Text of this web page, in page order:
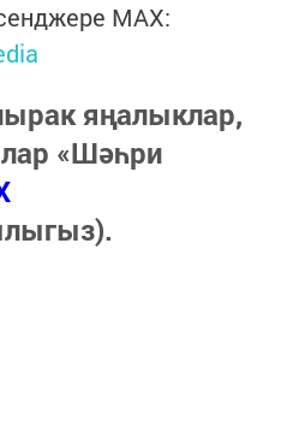
MАХ:
яңалыклар,
«Шәһри